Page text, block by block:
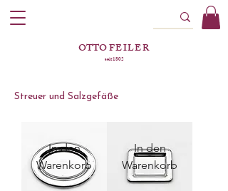
OTTOFEILER
seit 1802
Streuer und Salzgefäße
In den
Warenkorb
In den
Warenkorb